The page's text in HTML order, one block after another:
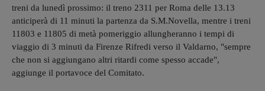
treni da lunedì prossimo: il treno 2311 per Roma delle 13.13
anticiperà di 11 minuti la partenza da S.M.Novella, mentre i treni
11803 e 11805 di metà pomeriggio allungheranno i tempi di
viaggio di 3 minuti da Firenze Rifredi verso il Valdarno, "sempre
che non si aggiungano altri ritardi come spesso accade",
aggiunge il portavoce del Comitato.